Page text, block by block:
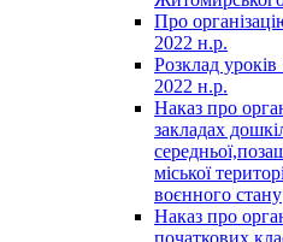
Про
2022 н.р.
Розклад уроків
2022 н.р.
Наказ про
закладах
міської
воєнного стану
Наказ про